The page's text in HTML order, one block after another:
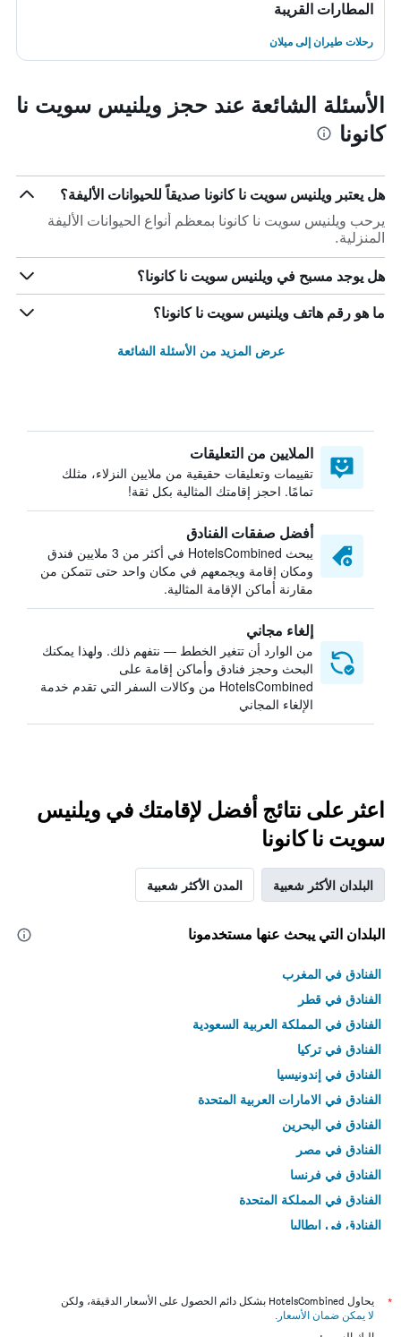
المطارات القريبة
رحلات طيران إلى ميلان
الأسئلة الشائعة عند حجز ويلنيس سويت نا
كانونا
هل يعتبر ويلنيس سويت نا كانونا صديقاً للحيوانات الأليفة؟
يرحب ويلنيس سويت نا كانونا بمعظم أنواع الحيوانات الأليفة
المنزلية.
هل يوجد مسبح في ويلنيس سويت نا كانونا؟
ما هو رقم هاتف ويلنيس سويت نا كانونا؟
عرض المزيد من الأسئلة الشائعة
الملايين من التعليقات
تقييمات وتعليقات حقيقية من ملايين النزلاء، مثلك
تمامًا. احجز إقامتك المثالية بكل ثقة!
أفضل صفقات الفنادق
يبحث HotelsCombined في أكثر من 3 ملايين فندق
ومكان إقامة ويجمعهم في مكان واحد حتى تتمكن من
مقارنة أماكن الإقامة المثالية.
إلغاء مجاني
من الوارد أن تتغير الخطط — نتفهم ذلك. ولهذا يمكنك
البحث وحجز فنادق وأماكن إقامة على
HotelsCombined من وكالات السفر التي تقدم خدمة
الإلغاء المجاني
اعثر على نتائج أفضل لإقامتك في ويلنيس
سويت نا كانونا
البلدان الأكثر شعبية المدن الأكثر شعبية
البلدان التي يبحث عنها مستخدمونا
الفنادق في المغرب
الفنادق في قطر
الفنادق في المملكة العربية السعودية
الفنادق في تركيا
الفنادق في إندونيسيا
الفنادق في الامارات العربية المتحدة
الفنادق في البحرين
الفنادق في مصر
الفنادق في فرنسا
الفنادق في المملكة المتحدة
الفنادق في إيطاليا
*
يحاول HotelsCombined بشكل دائم الحصول على الأسعار الدقيقة، ولكن
لا يمكن ضمان الأسعار .